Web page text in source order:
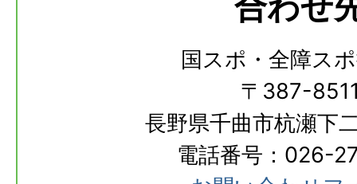
国スポ・全障ス
〒387-
長野県千曲市杭瀬下
電話番号：026-